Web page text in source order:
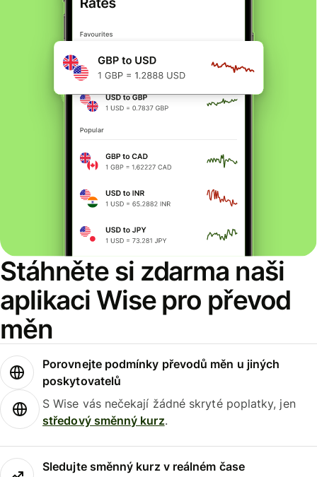
Stáhněte si zdarma naši
aplikaci Wise pro převod
měn
Porovnejte podmínky převodů měn u jiných
poskytovatelů
S Wise vás nečekají žádné skryté poplatky, jen
středový směnný kurz.
Sledujte směnný kurz v reálném čase